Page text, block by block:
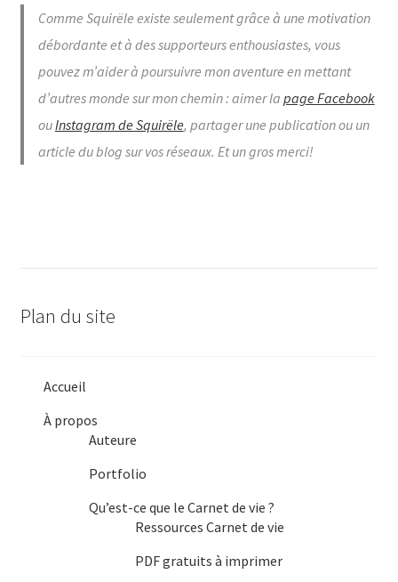
Comme Squirële existe seulement grâce à une motivation
débordante et à des supporteurs enthousiastes, vous
pouvez m’aider à poursuivre mon aventure en mettant
d’autres monde sur mon chemin : aimer la page Facebook
ouInstagram de Squirële, partager une publication ou un
article du blog sur vos réseaux. Et un gros merci!
Plan du site
Accueil
À propos
Auteure
Portfolio
Qu’est-ce que le Carnet de vie ?
Ressources Carnet de vie
PDF gratuits à imprimer